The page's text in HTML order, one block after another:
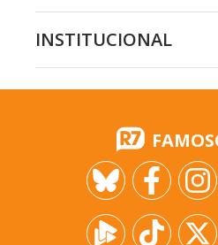
INSTITUCIONAL